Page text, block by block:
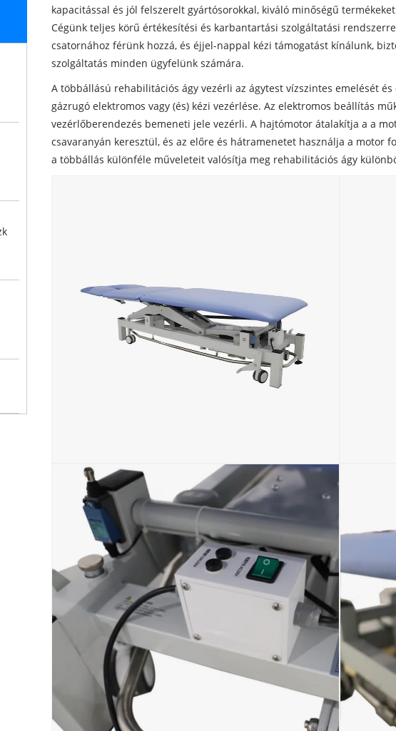
kapacitással és jól felszerelt gyártósorokkal, kiváló minőségű
Cégünk teljes körű értékesítési és karbantartási szolgáltatási
csatornához férünk hozzá, és éjjel-nappal kézi támogatást kínálunk,
szolgáltatás minden ügyfelünk számára.
A többállású rehabilitációs ágy vezérli az ágytest vízszintes emelését
gázrugó elektromos vagy (és) kézi vezérlése. Az elektromos beállítás
vezérlőberendezés bemeneti jele vezérli. A hajtómotor átalakítja a a
csavaranyán keresztül, és az előre és hátramenetet használja a motor
a többállás különféle műveleteit valósítja meg rehabilitációs ágy